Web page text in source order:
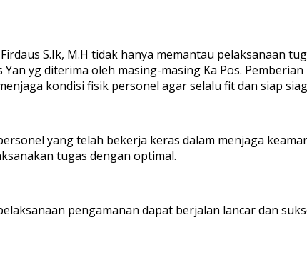
S.Ik, M.H tidak hanya memantau pelaksanaan
yg diterima oleh masing-masing Ka Pos.
kondisi fisik personel agar selalu fit dan siap
yang telah bekerja keras dalam menjaga
tugas dengan optimal.
pengamanan dapat berjalan lancar dan